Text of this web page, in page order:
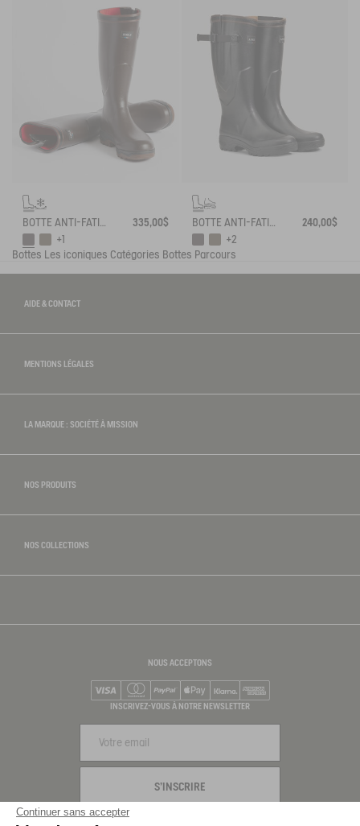
335,00$
+1
240,00$
+2
Bottes Les iconiques Catégories Bottes Parcours
AIDE & CONTACT
MENTIONS LÉGALES
LA MARQUE : SOCIÉTÉ À MISSION
NOS PRODUITS
NOS COLLECTIONS
NOUS ACCEPTONS
Visa Mastercard
PayPalApple PayKlarna
INSCRIVEZ-VOUS À NOTRE NEWSLETTER
S'INSCRIRE
Continuer sans accepter